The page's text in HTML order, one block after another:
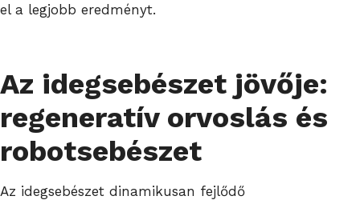
el a legjobb eredményt.
Az idegsebészet jövője:
regeneratív orvoslás és
robotsebészet
Az idegsebészet dinamikusan fejlődő